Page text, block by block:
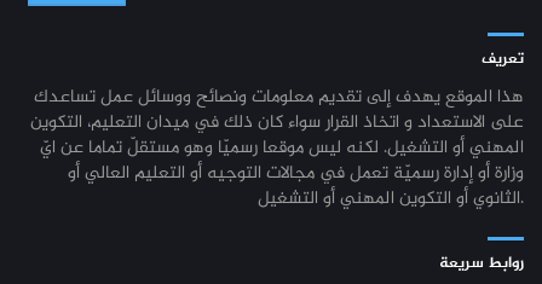
تعريف
هذا الموقع يهدف إلى تقديم معلومات ونصائح ووسائل عمل تساعدك
على الاستعداد و اتخاذ القرار سواء كان ذلك في ميدان التعليم، التكوين
المهني أو التشغيل. لكنه ليس موقعا رسميّا وهو مستقلّ تماما عن ايّ
وزارة أو إدارة رسميّة تعمل في مجالات التوجيه أو التعليم العالي أو
الثانوي أو التكوين المهني أو التشغيل.
روابط سريعة